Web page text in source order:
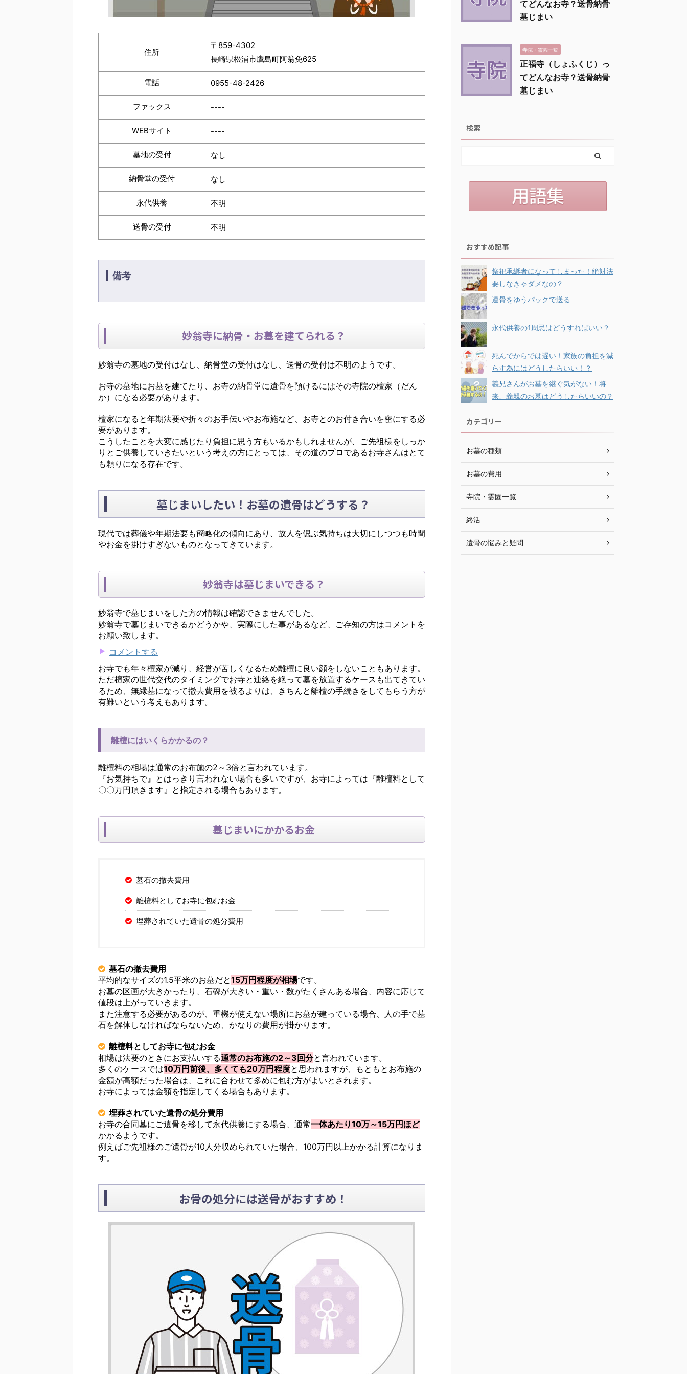
住所
〒859-4302
長崎県松浦市鷹島町阿翁免625
電話 0955-48-2426
ファックス ----
WEBサイト ----
墓地の受付 なし
納骨堂の受付 なし
永代供養 不明
送骨の受付 不明
備考
妙翁寺に納骨・お墓を建てられる？
妙翁寺の墓地の受付はなし、納骨堂の受付はなし、送骨の受付は不明のようです。
お寺の墓地にお墓を建てたり、お寺の納骨堂に遺骨を預けるにはその寺院の檀家（だん
か）になる必要があります。
檀家になると年期法要や折々のお手伝いやお布施など、お寺とのお付き合いを密にする必
要があります。
こうしたことを大変に感じたり負担に思う方もいるかもしれませんが、ご先祖様をしっか
りとご供養していきたいという考えの方にとっては、その道のプロであるお寺さんはとて
も頼りになる存在です。
墓じまいしたい！お墓の遺骨はどうする？
現代では葬儀や年期法要も簡略化の傾向にあり、故人を偲ぶ気持ちは大切にしつつも時間
やお金を掛けすぎないものとなってきています。
妙翁寺は墓じまいできる？
妙翁寺で墓じまいをした方の情報は確認できませんでした。
妙翁寺で墓じまいできるかどうかや、実際にした事があるなど、ご存知の方はコメントを
お願い致します。
コメントする
お寺でも年々檀家が減り、経営が苦しくなるため離檀に良い顔をしないこともあります。
ただ檀家の世代交代のタイミングでお寺と連絡を絶って墓を放置するケースも出てきてい
るため、無縁墓になって撤去費用を被るよりは、きちんと離檀の手続きをしてもらう方が
有難いという考えもあります。
離檀にはいくらかかるの？
離檀料の相場は通常のお布施の2～3倍と言われています。
『お気持ちで』とはっきり言われない場合も多いですが、お寺によっては『離檀料として
〇〇万円頂きます』と指定される場合もあります。
墓じまいにかかるお金
墓石の撤去費用
離檀料としてお寺に包むお金
埋葬されていた遺骨の処分費用
墓石の撤去費用
平均的なサイズの1.5平米のお墓だと15万円程度が相場です。
お墓の区画が大きかったり、石碑が大きい・重い・数がたくさんある場合、内容に応じて
値段は上がっていきます。
また注意する必要があるのが、重機が使えない場所にお墓が建っている場合、人の手で墓
石を解体しなければならないため、かなりの費用が掛かります。
離檀料としてお寺に包むお金
相場は法要のときにお支払いする通常のお布施の2～3回分と言われています。
多くのケースでは10万円前後、多くても20万円程度と思われますが、もともとお布施の
金額が高額だった場合は、これに合わせて多めに包む方がよいとされます。
お寺によっては金額を指定してくる場合もあります。
埋葬されていた遺骨の処分費用
お寺の合同墓にご遺骨を移して永代供養にする場合、通常一体あたり10万～15万円ほど
かかるようです。
例えばご先祖様のご遺骨が10人分収められていた場合、100万円以上かかる計算になりま
す。
お骨の処分には送骨がおすすめ！
てどんなお寺？送骨納骨
墓じまい
寺院・霊園一覧
正福寺（しょふくじ）っ
てどんなお寺？送骨納骨
墓じまい
検索
おすすめ記事
祭祀承継者になってしまった！絶対法
要しなきゃダメなの？
遺骨をゆうパックで送る
永代供養の1周忌はどうすればいい？
死んでからでは遅い！家族の負担を減
らす為にはどうしたらいい！？
義兄さんがお墓を継ぐ気がない！将
来、義親のお墓はどうしたらいいの？
カテゴリー
お墓の種類
お墓の費用
寺院・霊園一覧
終活
遺骨の悩みと疑問